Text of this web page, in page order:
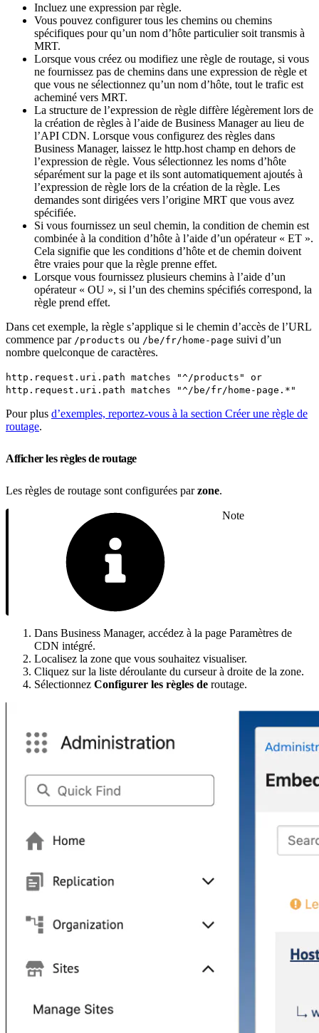
Incluez une expression par règle.
Vous pouvez configurer tous les chemins ou chemins
spécifiques pour qu’un nom d’hôte particulier soit transmis à
MRT.
Lorsque vous créez ou modifiez une règle de routage, si vous
ne fournissez pas de chemins dans une expression de règle et
que vous ne sélectionnez qu’un nom d’hôte, tout le trafic est
acheminé vers MRT.
La structure de l’expression de règle diffère légèrement lors de
la création de règles à l’aide de Business Manager au lieu de
l’API CDN. Lorsque vous configurez des règles dans
Business Manager, laissez le http.host champ en dehors de
l’expression de règle. Vous sélectionnez les noms d’hôte
séparément sur la page et ils sont automatiquement ajoutés à
l’expression de règle lors de la création de la règle. Les
demandes sont dirigées vers l’origine MRT que vous avez
spécifiée.
Si vous fournissez un seul chemin, la condition de chemin est
combinée à la condition d’hôte à l’aide d’un opérateur « ET ».
Cela signifie que les conditions d’hôte et de chemin doivent
être vraies pour que la règle prenne effet.
Lorsque vous fournissez plusieurs chemins à l’aide d’un
opérateur « OU », si l’un des chemins spécifiés correspond, la
règle prend effet.
Dans cet exemple, la règle s’applique si le chemin d’accès de l’URL
commence par /products ou /be/fr/home-page suivi d’un
nombre quelconque de caractères.
http.request.uri.path matches "^/products" or
http.request.uri.path matches "^/be/fr/home-page.*"
Pour plus d’exemples, reportez-vous à la section Créer une règle de
routage.
Afficher les règles de routage
Les règles de routage sont configurées parzone.
Note
Dans Business Manager, accédez à la page Paramètres de
CDN intégré.
Localisez la zone que vous souhaitez visualiser.
Cliquez sur la liste déroulante du curseur à droite de la zone.
Sélectionnez Configurer les règles de routage.